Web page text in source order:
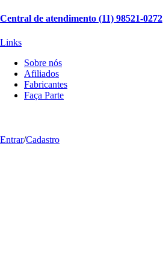
Central de atendimento (11) 98521-0272
Links
Sobre nós
Afiliados
Fabricantes
Faça Parte
Entrar/Cadastro
Mais produtos deste vendedor